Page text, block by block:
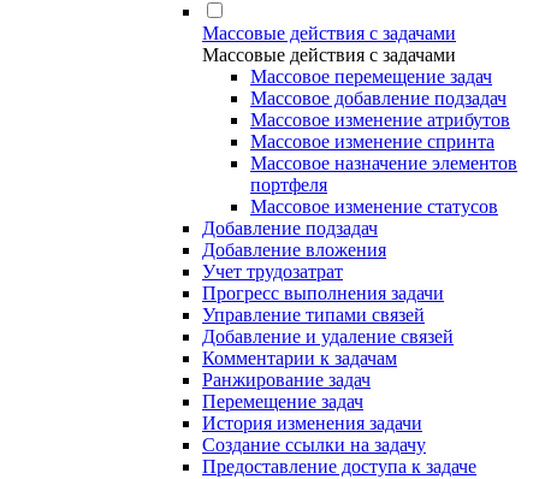
Массовые действия с задачами
Массовые действия с задачами
Массовое перемещение задач
Массовое добавление подзадач
Массовое изменение атрибутов
Массовое изменение спринта
Массовое назначение элементов
портфеля
Массовое изменение статусов
Добавление подзадач
Добавление вложения
Учет трудозатрат
Прогресс выполнения задачи
Управление типами связей
Добавление и удаление связей
Комментарии к задачам
Ранжирование задач
Перемещение задач
История изменения задачи
Создание ссылки на задачу
Предоставление доступа к задаче